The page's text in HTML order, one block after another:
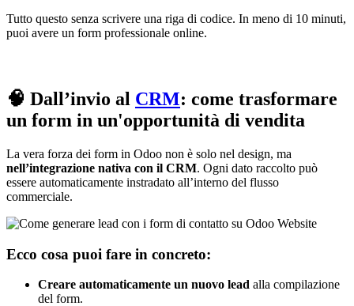
Tutto questo senza scrivere una riga di codice. In meno di 10 minuti,
puoi avere un form professionale online.
🧠 Dall’invio al CRM: come trasformare
un form in un'opportunità di vendita
La vera forza dei form in Odoo non è solo nel design, ma
nell’integrazione nativa con il CRM. Ogni dato raccolto può
essere automaticamente instradato all’interno del flusso
commerciale.
Ecco cosa puoi fare in concreto:
Creare automaticamente un nuovo lead alla compilazione
del form.